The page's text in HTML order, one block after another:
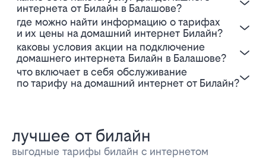
интернета от Билайн в Балашове?
Где можно найти информацию о тарифах
и их цены на домашний интернет Билайн?
Каковы условия акции на подключение
домашнего интернета Билайн в Балашове?
Что включает в себя обслуживание
по тарифу на домашний интернет от Билайн?
лучшее от билайн
выгодные тарифы билайн с интернетом